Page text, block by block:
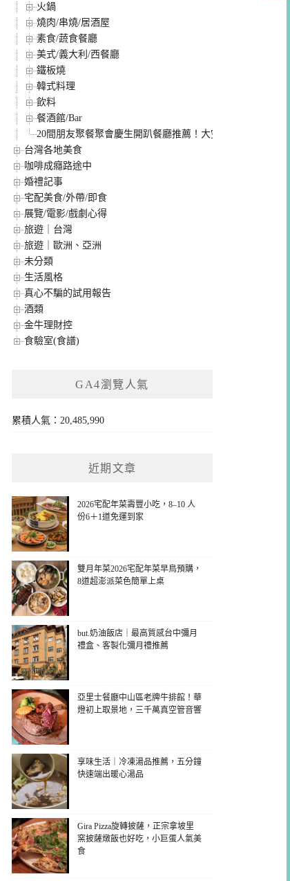
火鍋
燒肉/串燒/居酒屋
素食/蔬食餐廳
美式/義大利/西餐廳
鐵板燒
韓式料理
飲料
餐酒館/Bar
20間朋友聚餐聚會慶生開趴餐廳推薦！大空間、有包廂餐
台灣各地美食
咖啡成癮路途中
婚禮記事
宅配美食/外帶/即食
展覽/電影/戲劇心得
旅遊｜台灣
旅遊｜歐洲、亞洲
未分類
生活風格
真心不騙的試用報告
酒類
金牛理財控
食驗室(食譜)
GA4瀏覽人氣
累積人氣：20,485,990
近期文章
2026宅配年菜壽豐小吃，8–10 人
份6＋1道免運到家
雙月年菜2026宅配年菜早鳥預購，
8道超澎派菜色簡單上桌
but.奶油飯店｜最高質感台中彌月
禮盒、客製化彌月禮推薦
亞里士餐廳中山區老牌牛排館！華
燈初上取景地，三千萬真空管音響
享味生活｜冷凍湯品推薦，五分鐘
快速端出暖心湯品
Gira Pizza旋轉披薩，正宗拿坡里
窯披薩燉飯也好吃，小巨蛋人氣美
食